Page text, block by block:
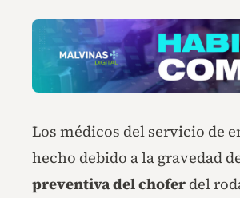
Los médicos del servicio de
hecho debido a la gravedad
preventiva del chofer del